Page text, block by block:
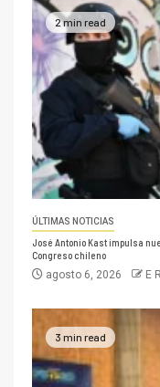
2 min read
ÚLTIMAS NOTICIAS
José Antonio Kast impulsa
Congreso chileno
agosto 6, 2026 E R
3 min read